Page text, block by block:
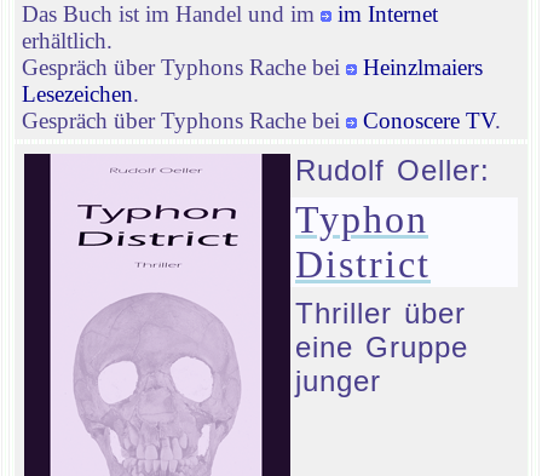
Das Buch ist im Handel und im
im Internet
erhältlich.
Gespräch über Typhons Rache bei
Heinzlmaiers
Lesezeichen.
Gespräch über Typhons Rache bei
Conoscere TV.
Rudolf Oeller:
Typhon
District
Thriller über
eine Gruppe
junger